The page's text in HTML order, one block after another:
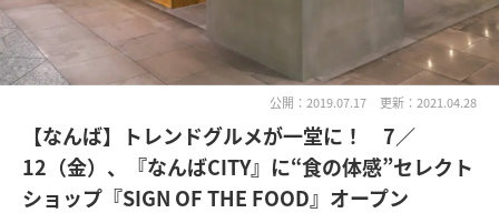
公開：2019.07.17 更新：2021.04.28
【なんば】トレンドグルメが一堂に！ 7／
12（金）、『なんばCITY』に“食の体感”セレクト
ショップ『SIGN OF THE FOOD』オープン